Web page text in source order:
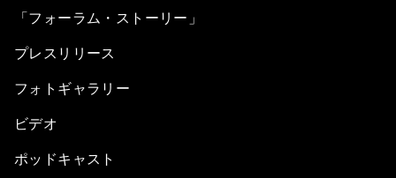
「フォーラム・ストーリー」
プレスリリース
フォトギャラリー
ビデオ
ポッドキャスト